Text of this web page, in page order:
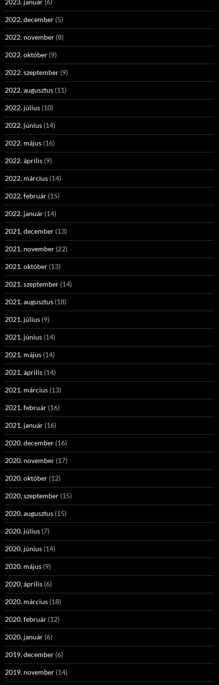
2023. január (6)
2022. december (5)
2022. november (8)
2022. október (9)
2022. szeptember (9)
2022. augusztus (11)
2022. július (10)
2022. június (14)
2022. május (16)
2022. április (9)
2022. március (14)
2022. február (15)
2022. január (14)
2021. december (13)
2021. november (22)
2021. október (13)
2021. szeptember (14)
2021. augusztus (18)
2021. július (9)
2021. június (14)
2021. május (14)
2021. április (14)
2021. március (13)
2021. február (16)
2021. január (16)
2020. december (16)
2020. november (17)
2020. október (12)
2020. szeptember (15)
2020. augusztus (15)
2020. július (7)
2020. június (14)
2020. május (9)
2020. április (6)
2020. március (18)
2020. február (12)
2020. január (6)
2019. december (6)
2019. november (14)